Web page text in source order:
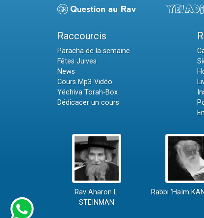
Raccourcis
Paracha de la semaine
Fêtes Juives
News
Cours Mp3-Vidéo
Yéchiva Torah-Box
Dédicacer un cours
Rav Aharon L.
STEINMAN
Rabbi 'Haïm